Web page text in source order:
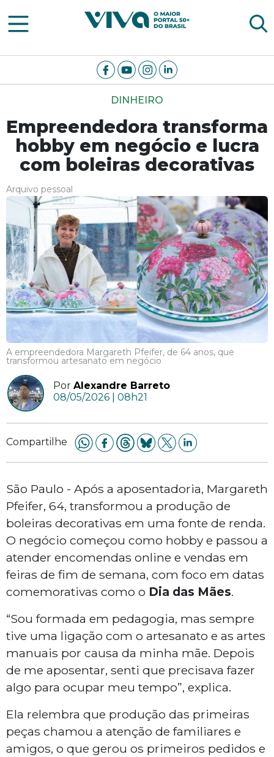
Viva Notícias
DINHEIRO
Empreendedora transforma
hobby em negócio e lucra
com boleiras decorativas
Arquivo pessoal
A empreendedora Margareth Pfeifer, de 64 anos, que
transformou artesanato em negócio
Por Alexandre Barreto
08/05/2026 | 08h21
Compartilhe
São Paulo - Após a aposentadoria, Margareth
Pfeifer, 64, transformou a produção de
boleiras decorativas em uma fonte de renda.
O negócio começou como hobby e passou a
atender encomendas online e vendas em
feiras de fim de semana, com foco em datas
comemorativas como o Dia das Mães.
“Sou formada em pedagogia, mas sempre
tive uma ligação com o artesanato e as artes
manuais por causa da minha mãe. Depois
de me aposentar, senti que precisava fazer
algo para ocupar meu tempo”, explica.
Ela relembra que produção das primeiras
peças chamou a atenção de familiares e
amigos, o que gerou os primeiros pedidos e